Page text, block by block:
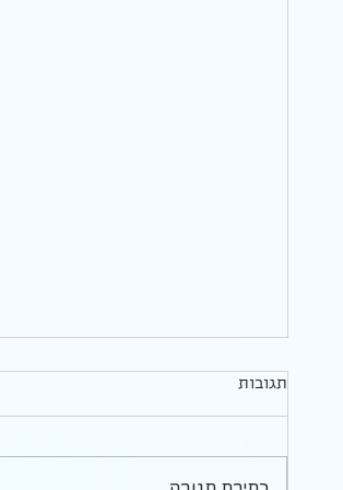
איך לעצור את דליפת האנרגיה
בדייטים ולשמור על החשק
להמשיך בהיכרויות גם אחרי דייט
עוד לפני שעצרתי את האוטו קלטתי
תגובות